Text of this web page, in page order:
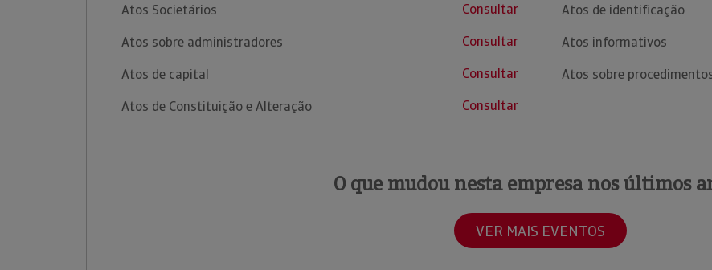
Atos Societários
Consultar
Atos sobre administradores
Consultar
Atos de capital
Consultar
Atos de Constituição e Alteração
Consultar
Atos de identificação
Atos informativos
Atos sobre
O que mudou nesta empresa nos últimos
VER MAIS EVENTOS